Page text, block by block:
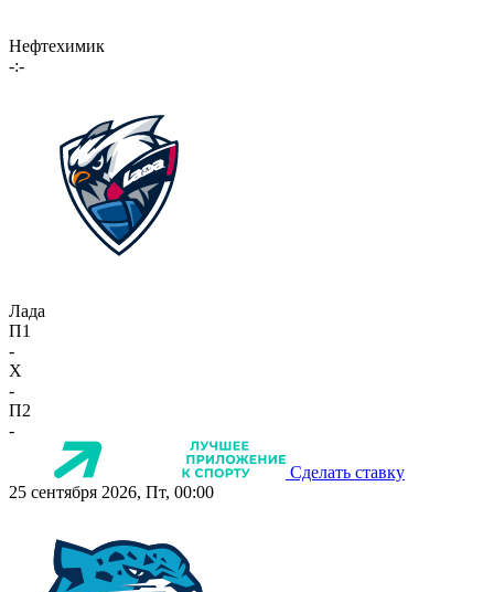
Нефтехимик
-:-
Лада
П1
-
X
-
П2
-
Сделать ставку
25 сентября 2026, Пт, 00:00